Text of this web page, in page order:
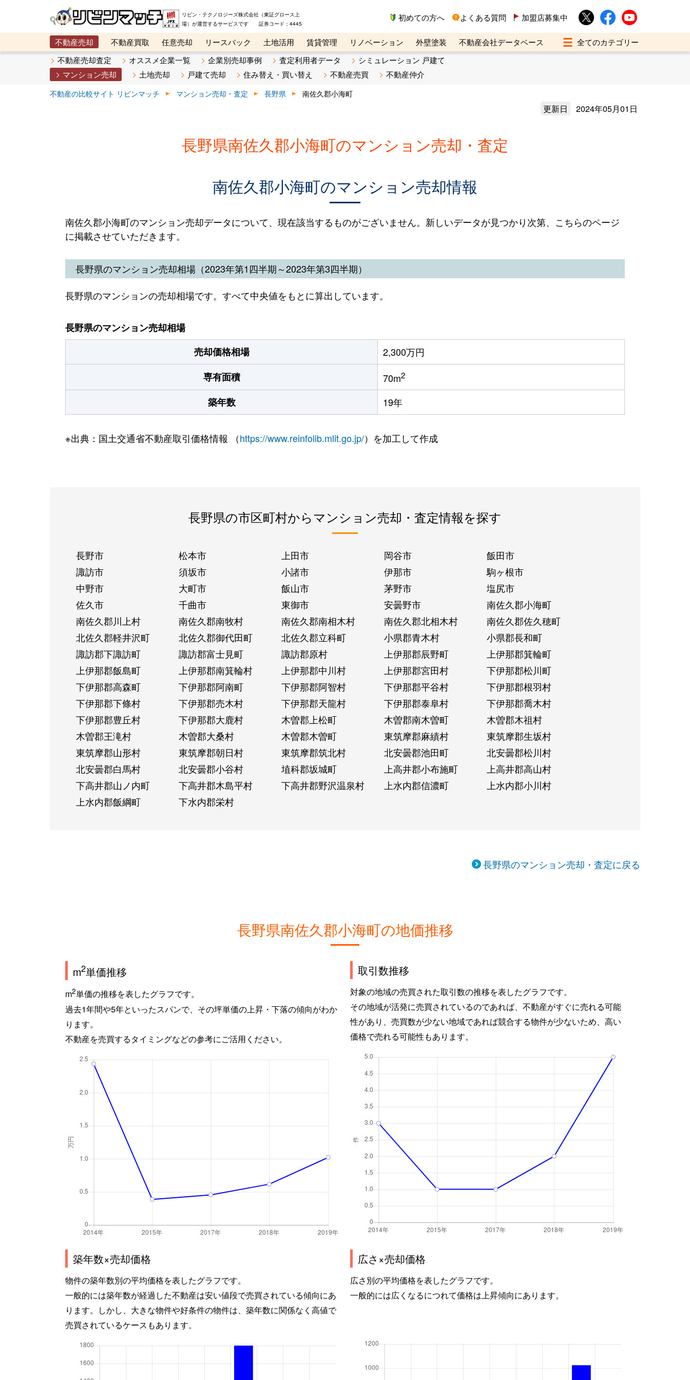
リビン・テクノロジーズ株式会社（東証グロース上
場）が運営するサービスです 証券コード：4445
初めての方へ よくある質問 加盟店募集中
不動産売却 不動産買取 任意売却 リースバック 土地活用 賃貸管理 リノベーション 外壁塗装
不動産会社データベース
メタ住宅展示場
ベスト不動産カンパニー オンライン講座 リビンマガジンBiz 不動産売却ご相談デスク
不動産売却査定 オススメ企業一覧 企業別売却事例 査定利用者データ
シミュレーション 戸建て
マンション売却
土地売却 戸建て売却 住み替え・買い替え 不動産売買 不動産仲介
不動産の比較サイト リビンマッチ マンション売却・査定 長野県 南佐久郡小海町
更新日 2024年05月01日
長野県南佐久郡小海町のマンション売却・査定
南佐久郡小海町のマンション売却情報
南佐久郡小海町のマンション売却データについて、現在該当するものがございません。新しいデータが見つかり次第、こちらのページ
に掲載させていただきます。
長野県のマンション売却相場（2023年第1四半期～2023年第3四半期）
長野県のマンションの売却相場です。すべて中央値をもとに算出しています。
長野県のマンション売却相場
売却価格相場
2,300万円
専有面積
70m2
築年数 19年
※出典：国土交通省不動産取引価格情報 （https://www.reinfolib.mlit.go.jp/）を加工して作成
長野県の市区町村からマンション売却・査定情報を探す
長野市 松本市 上田市 岡谷市
飯田市
諏訪市
須坂市 小諸市 伊那市
駒ヶ根市
中野市
大町市 飯山市 茅野市
塩尻市
佐久市
千曲市 東御市 安曇野市
南佐久郡小海町
南佐久郡川上村
南佐久郡南牧村 南佐久郡南相木村 南佐久郡北相木村
南佐久郡佐久穂町
北佐久郡軽井沢町
北佐久郡御代田町 北佐久郡立科町 小県郡青木村
小県郡長和町
諏訪郡下諏訪町
諏訪郡富士見町 諏訪郡原村 上伊那郡辰野町
上伊那郡箕輪町
上伊那郡飯島町
上伊那郡南箕輪村 上伊那郡中川村 上伊那郡宮田村
下伊那郡松川町
下伊那郡高森町
下伊那郡阿南町 下伊那郡阿智村 下伊那郡平谷村
下伊那郡根羽村
下伊那郡下條村
下伊那郡売木村 下伊那郡天龍村 下伊那郡泰阜村
下伊那郡喬木村
下伊那郡豊丘村
下伊那郡大鹿村 木曽郡上松町 木曽郡南木曽町
木曽郡木祖村
木曽郡王滝村
木曽郡大桑村 木曽郡木曽町 東筑摩郡麻績村
東筑摩郡生坂村
東筑摩郡山形村
東筑摩郡朝日村 東筑摩郡筑北村 北安曇郡池田町
北安曇郡松川村
北安曇郡白馬村
北安曇郡小谷村 埴科郡坂城町 上高井郡小布施町
上高井郡高山村
下高井郡山ノ内町
下高井郡木島平村 下高井郡野沢温泉村 上水内郡信濃町
上水内郡小川村
上水内郡飯綱町
下水内郡栄村
長野県のマンション売却・査定に戻る
長野県南佐久郡小海町の地価推移
m2単価推移
m2単価の推移を表したグラフです。
過去1年間や5年といったスパンで、その坪単価の上昇・下落の傾向がわか
ります。
不動産を売買するタイミングなどの参考にご活用ください。
取引数推移
対象の地域の売買された取引数の推移を表したグラフです。
その地域が活発に売買されているのであれば、不動産がすぐに売れる可能
性があり、売買数が少ない地域であれば競合する物件が少ないため、高い
価格で売れる可能性もあります。
築年数×売却価格
物件の築年数別の平均価格を表したグラフです。
一般的には築年数が経過した不動産は安い値段で売買されている傾向にあ
ります。しかし、大きな物件や好条件の物件は、築年数に関係なく高値で
売買されているケースもあります。
広さ×売却価格
広さ別の平均価格を表したグラフです。
一般的には広くなるにつれて価格は上昇傾向にあります。